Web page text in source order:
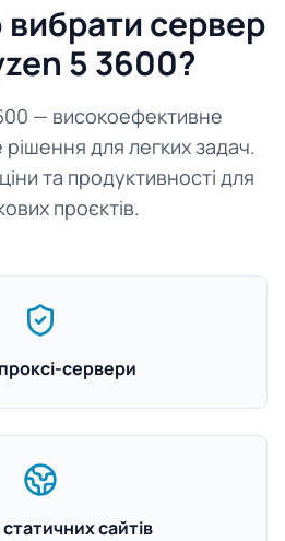
сервер
5 3600?
— високоефективне
для легких задач.
та продуктивності для
проєктів.
проксі-сервери
сайтів